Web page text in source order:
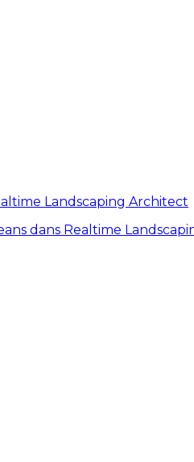
Landscaping Architect
dans Realtime